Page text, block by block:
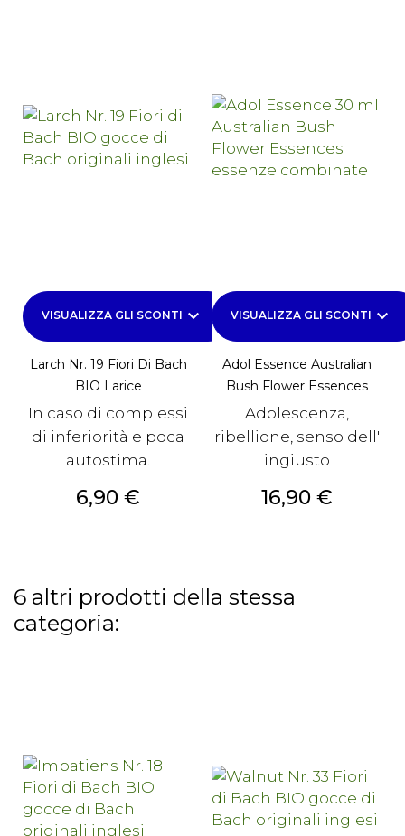
VISUALIZZA GLI SCONTI keyboard_arrow_down
Larch Nr. 19 Fiori Di Bach
BIO Larice
In caso di complessi
di inferiorità e poca
autostima.
Prezzo
6,90 €
VISUALIZZA GLI SCONTI keyboard_arrow_down
Adol Essence Australian
Bush Flower Essences
Adolescenza,
ribellione, senso dell'
ingiusto
Prezzo
16,90 €
6 altri prodotti della stessa
categoria: